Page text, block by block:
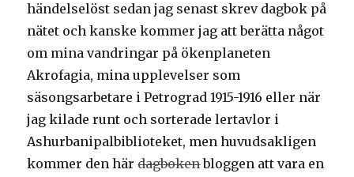
händelselöst sedan jag senast skrev dagbok på
nätet och kanske kommer jag att berätta något
om mina vandringar på ökenplaneten
Akrofagia, mina upplevelser som
säsongsarbetare i Petrograd 1915-1916 eller när
jag kilade runt och sorterade lertavlor i
Ashurbanipalbiblioteket, men huvudsakligen
kommer den härdagbokenbloggen att vara en